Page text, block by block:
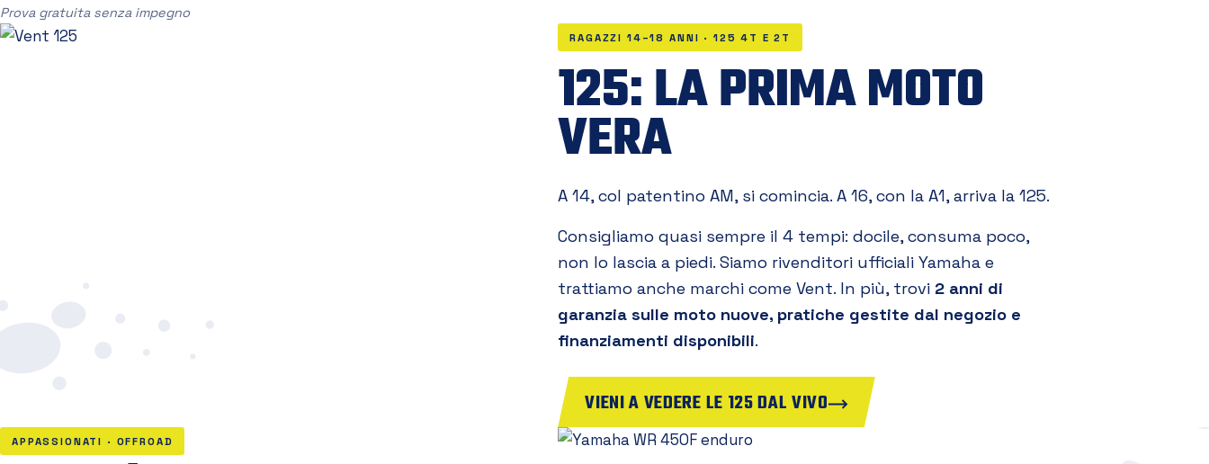
Prova gratuita senza impegno
RAGAZZI 14–18 ANNI · 125 4T E 2T
125: LA PRIMA MOTO
VERA
A 14, col patentino AM, si comincia. A 16, con la A1, arriva la 125.
Consigliamo quasi sempre il 4 tempi: docile, consuma poco,
non lo lascia a piedi. Siamo rivenditori ufficiali Yamaha e
trattiamo anche marchi come Vent. In più, trovi 2 anni di
garanzia sulle moto nuove, pratiche gestite dal negozio e
finanziamenti disponibili.
VIENI A VEDERE LE 125 DAL VIVO
APPASSIONATI · OFFROAD